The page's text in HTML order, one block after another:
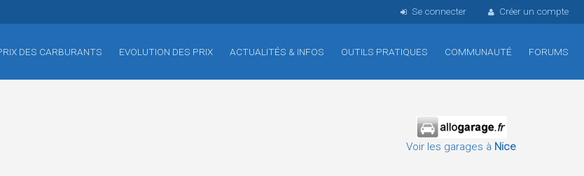
Se connecter Créer un compte
DES CARBURANTS EVOLUTION DES PRIX ACTUALITÉS & INFOS OUTILS PRATIQUES COMMUNAUTÉ FORUMS
Voir les garages à Nice